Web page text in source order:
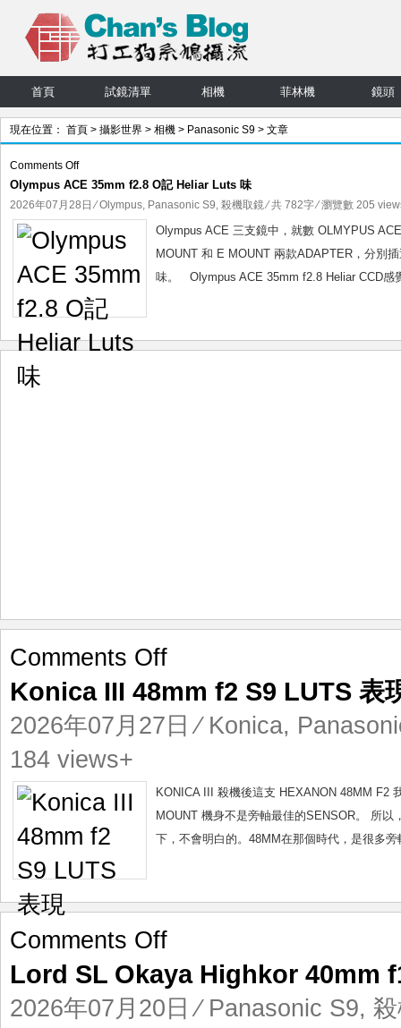
首頁 試鏡清單 相機 菲林機 鏡頭
現在位置： 首頁 > 攝影世界 > 相機 > Panasonic S9 > 文章
Comments Offon
Olympus
ACE
35mm
f2.8
O
記
Heliar
Luts
味
Olympus ACE 35mm f2.8 O記 Heliar Luts 味
2026年07月28日 ⁄Olympus, Panasonic S9, 殺機取鏡⁄ 共 782字 ⁄ 瀏覽數 205
Olympus ACE 三支鏡中，就數 OLMYPUS
MOUNT 和 E MOUNT 兩款ADAPTER，分別
味。 Olympus ACE 35mm f2.8 Heliar CCD感
Comments Offon
III
f2
表
Konica III 48mm f2 S9 LUTS 表
2026年07月27日 ⁄ Konica,
184 views+
KONICA III 殺機後這支 HEXANON 48MM F2
MOUNT 機身不是旁軸最佳的SENSOR。 所
下，不會明白的。48MM在那個時代，是很多
Comments Offon
SL
Okaya
Highkor
Lord SL Okaya Highkor 40mm
2026年07月20日 ⁄ Panasonic S9,